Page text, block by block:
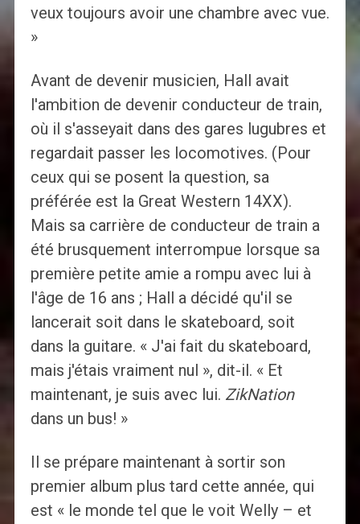
veux toujours avoir une chambre avec vue.
»
Avant de devenir musicien, Hall avait
l'ambition de devenir conducteur de train,
où il s'asseyait dans des gares lugubres et
regardait passer les locomotives. (Pour
ceux qui se posent la question, sa
préférée est la Great Western 14XX).
Mais sa carrière de conducteur de train a
été brusquement interrompue lorsque sa
première petite amie a rompu avec lui à
l'âge de 16 ans ; Hall a décidé qu'il se
lancerait soit dans le skateboard, soit
dans la guitare. « J'ai fait du skateboard,
mais j'étais vraiment nul », dit-il. « Et
maintenant, je suis avec lui. ZikNation
dans un bus! »
Il se prépare maintenant à sortir son
premier album plus tard cette année, qui
est « le monde tel que le voit Welly – et